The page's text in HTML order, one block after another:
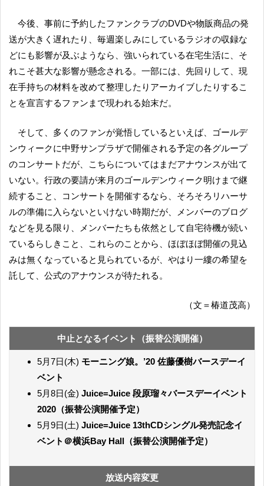
今後、事前に予約したファンクラブのDVDや物販商品の発
送が大きく遅れたり、毎週楽しみにしているラジオの収録な
どにも影響が及ぶようなら、強いられている在宅生活に、そ
れこそ甚大な影響が懸念される。一部には、先回りして、現
在手持ちの材料を改めて整理したりアーカイブしたりするこ
とを宣言するファンまで現われる始末だ。
そして、多くのファンが覚悟しているといえば、ゴールデ
ンウィークに中野サンプラザで開催される予定の各グループ
のコンサートだが、こちらについてはまだアナウンスが出て
いない。行政の要請が来月のゴールデンウィーク明けまで継
続すること、コンサートを開催するなら、そろそろリハーサ
ルの準備に入らないといけない時期だが、メンバーのブログ
などを見る限り、メンバーたちも依然として自宅待機が続い
ているらしきこと、これらのことから、ほぼほぼ開催の見込
みは無くなっていると見られているが、やはり一縷の希望を
託して、公式のアナウンスが待たれる。
（文＝椿道茂高）
中止となるイベント（振替公演開催）
5月7日(木) モーニング娘。’20 佐藤優樹バースデーイ
ベント
5月8日(金)Juice=Juice 段原瑠々バースデーイベント
2020（振替公演開催予定）
5月9日(土)Juice=Juice 13thCDシングル発売記念イ
ベント＠横浜Bay Hall（振替公演開催予定）
放送内容変更